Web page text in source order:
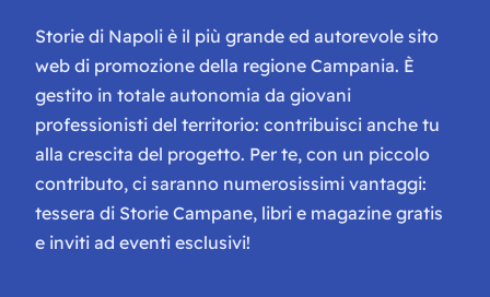
Storie di Napoli è il più grande ed autorevole sito
web di promozione della regione Campania. È
gestito in totale autonomia da giovani
professionisti del territorio: contribuisci anche tu
alla crescita del progetto. Per te, con un piccolo
contributo, ci saranno numerosissimi vantaggi:
tessera di Storie Campane, libri e magazine gratis
e inviti ad eventi esclusivi!